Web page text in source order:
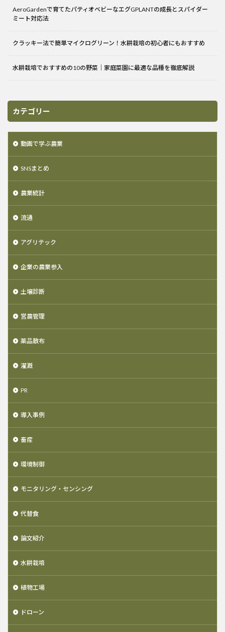
AeroGardenで育てたパティオベビーなエグGPLANTの成長とスパイダー
ミート対応法
クラッキー法で簡単マイクログリーン！水耕栽培の初心者にもおすすめ
水耕栽培でおすすめの10の野菜｜家庭菜園に最適な品種を徹底解説
カテゴリー
動画で学ぶ農業
SNSまとめ
農業統計
流通
アグリテック
企業の農業参入
土壌診断
営農管理
薬品散布
灌漑
PR
導入事例
畜産
環境制御
モニタリング・センシング
代替食
論文紹介
水耕栽培
植物工場
ドローン